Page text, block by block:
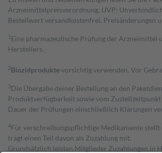
Arzneimittelpreisverordnung. UVP:
Bestell­wert versand­kosten­frei. Preisänderungen
1 Eine pharmazeutische Prüfung der Arzneimittel
Herstellers.
2Biozidproduktevorsichtig verwenden. Vor
3Die Übergabe deiner Bestellung an den
Produktverfügbarkeit sowie vom
Dauer der Prüfungen einschließlich Klärungen
4Für verschreibungspflichtige Medikamente
trägt einen Teil davon als Zuzahlung mit.
Grundsätzlich leisten Mitglieder Zuzahlungen in